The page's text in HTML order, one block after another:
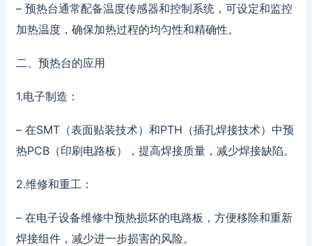
– 预热台通常配备温度传感器和控制系统，可设定和监控
加热温度，确保加热过程的均匀性和精确性。
二、预热台的应用
1.电子制造：
– 在SMT（表面贴装技术）和PTH（插孔焊接技术）中预
热PCB（印刷电路板），提高焊接质量，减少焊接缺陷。
2.维修和重工：
– 在电子设备维修中预热损坏的电路板，方便移除和重新
焊接组件，减少进一步损害的风险。